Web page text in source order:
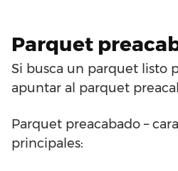
Parquet
Si busca un parquet listo
apuntar al parquet
Parquet preacabado –
principales: